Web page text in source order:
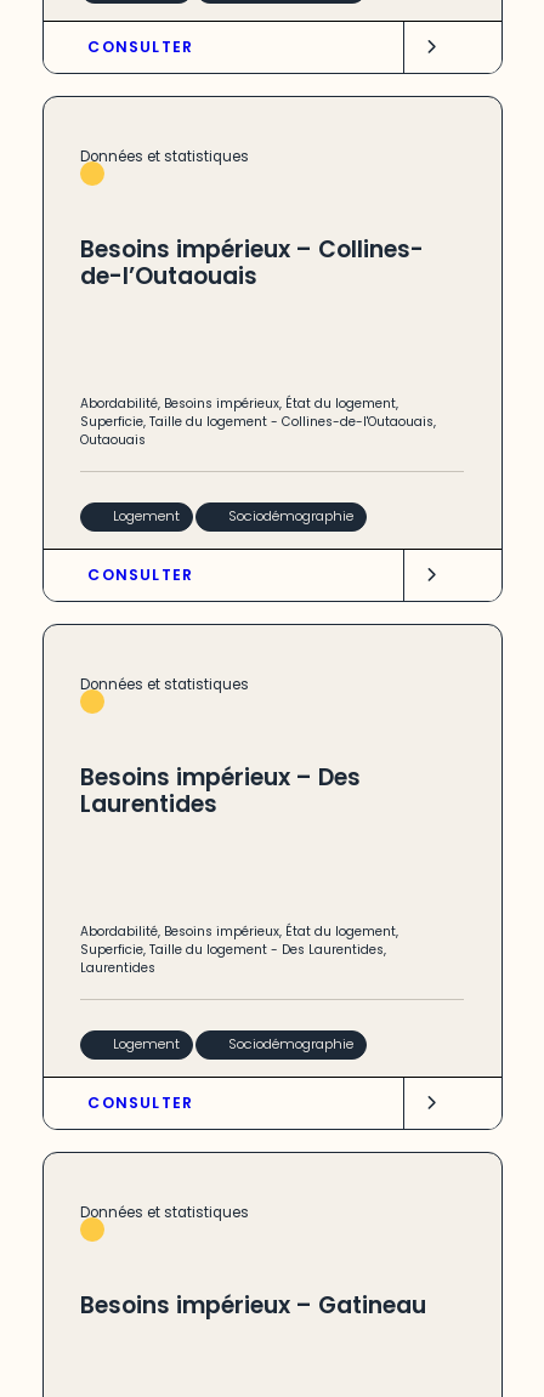
CONSULTER
Données et statistiques
Besoins impérieux – Collines-
de-l’Outaouais
Abordabilité, Besoins impérieux, État du logement,
Superficie,Taille du logement -Collines-de-l'Outaouais,
Outaouais
Logement Sociodémographie
CONSULTER
Données et statistiques
Besoins impérieux – Des
Laurentides
Abordabilité, Besoins impérieux, État du logement,
Superficie,Taille du logement - Des Laurentides,
Laurentides
Logement Sociodémographie
CONSULTER
Données et statistiques
Besoins impérieux – Gatineau